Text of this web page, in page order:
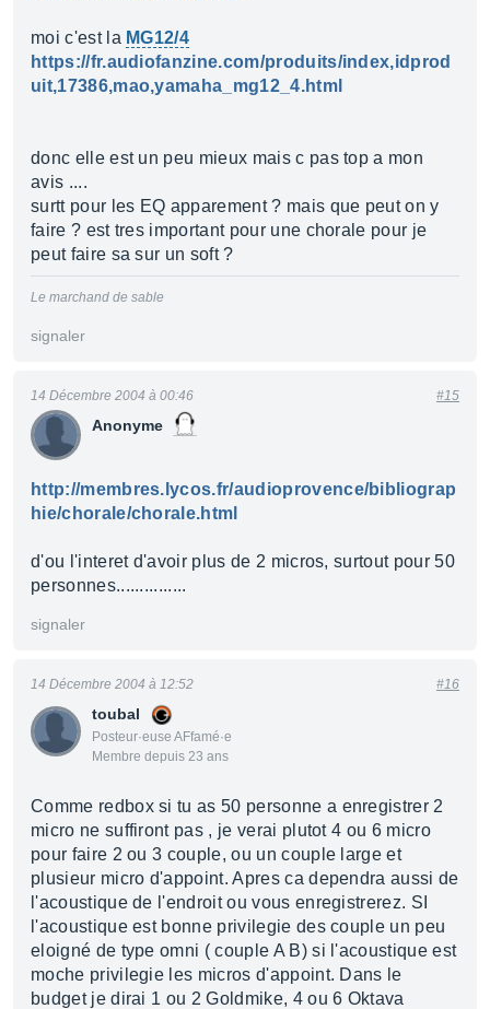
moi c'est la MG12/4
https://fr.audiofanzine.com/produits/index,idprod
uit,17386,mao,yamaha_mg12_4.html
donc elle est un peu mieux mais c pas top a mon
avis ....
surtt pour les EQ apparement ? mais que peut on y
faire ? est tres important pour une chorale pour je
peut faire sa sur un soft ?
Le marchand de sable
signaler
Anonyme
14 Décembre 2004 à 00:46 #15
http://membres.lycos.fr/audioprovence/bibliograp
hie/chorale/chorale.html
d'ou l'interet d'avoir plus de 2 micros, surtout pour 50
personnes...............
signaler
toubal
Posteur·euse AFfamé·e
Membre depuis 23 ans
14 Décembre 2004 à 12:52 #16
Comme redbox si tu as 50 personne a enregistrer 2
micro ne suffiront pas , je verai plutot 4 ou 6 micro
pour faire 2 ou 3 couple, ou un couple large et
plusieur micro d'appoint. Apres ca dependra aussi de
l'acoustique de l'endroit ou vous enregistrerez. SI
l'acoustique est bonne privilegie des couple un peu
eloigné de type omni ( couple A B) si l'acoustique est
moche privilegie les micros d'appoint. Dans le
budget je dirai 1 ou 2 Goldmike, 4 ou 6 Oktava